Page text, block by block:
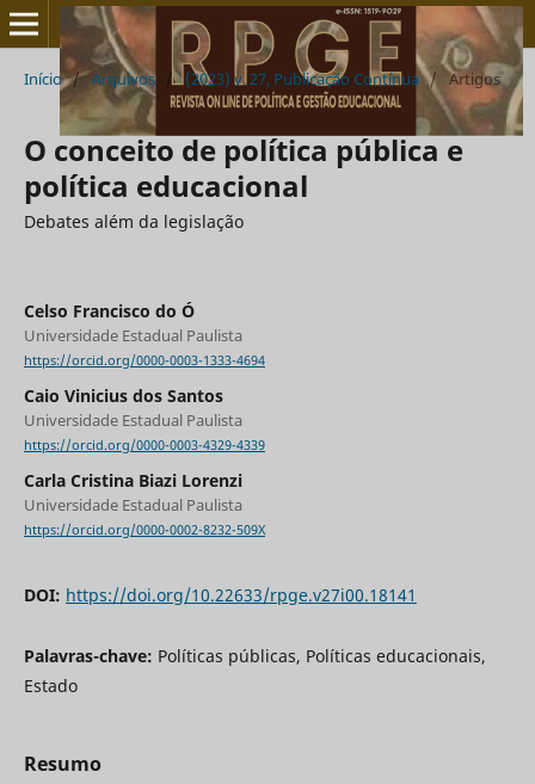
Início / Arquivos / (2023) v. 27, Publicação Contínua / Artigos
O conceito de política pública e
política educacional
Debates além da legislação
Celso Francisco do Ó
Universidade Estadual Paulista
https://orcid.org/0000-0003-1333-4694
Caio Vinicius dos Santos
Universidade Estadual Paulista
https://orcid.org/0000-0003-4329-4339
Carla Cristina Biazi Lorenzi
Universidade Estadual Paulista
https://orcid.org/0000-0002-8232-509X
DOI: https://doi.org/10.22633/rpge.v27i00.18141
Palavras-chave: Políticas públicas, Políticas educacionais,
Estado
Resumo